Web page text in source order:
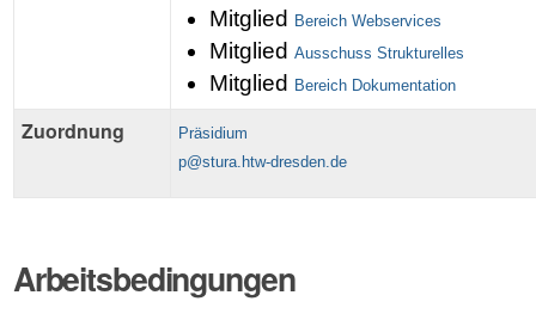
Mitglied Bereich Webservices
Mitglied Ausschuss Strukturelles
Mitglied Bereich Dokumentation
Zuordnung
Präsidium
p@stura.htw-dresden.de
Arbeitsbedingungen